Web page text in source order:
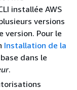
installée AWS
versions
version. Pour le
Installation de la
dans le
.